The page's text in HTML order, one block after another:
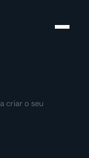
criar o seu